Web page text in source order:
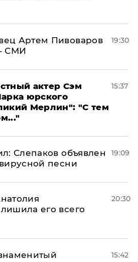
Артем Пивоваров
СМИ
19:30
актер Сэм
юрского
Мерлин": "С тем
15:37
Слепаков объявлен
песни
19:09
его всего
20:30
15:42